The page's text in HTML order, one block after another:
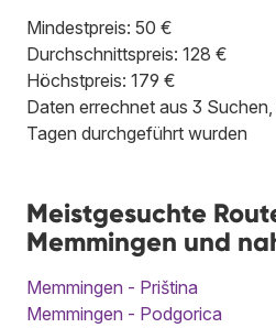
Mindestpreis: 50 €
Durchschnittspreis: 128 €
Höchstpreis: 179 €
Daten errechnet aus 3
Tagen durchgeführt wurden
Meistgesuchte
Memmingen und
Memmingen - Priština
Memmingen - Podgorica